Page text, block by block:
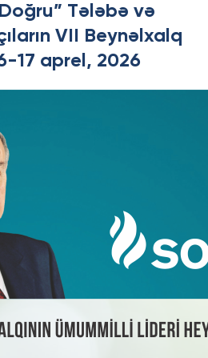
Tələbə və
VII Beynəlxalq
17 aprel, 2026